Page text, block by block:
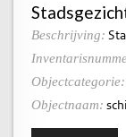
Beschrijving:
Objectcategorie:
Objectnaam: